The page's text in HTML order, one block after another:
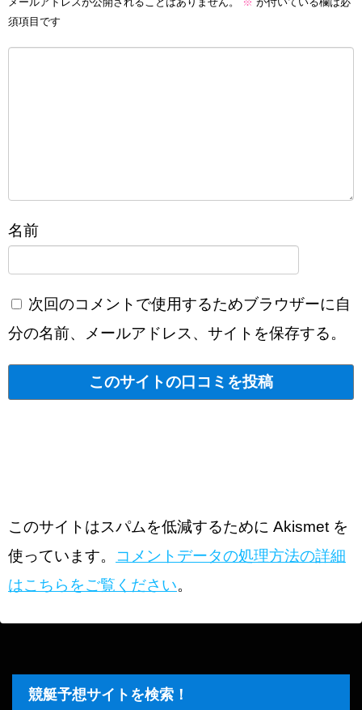
須項目です
名前
次回のコメントで使用するためブラウザーに自
分の名前、メールアドレス、サイトを保存する。
このサイトはスパムを低減するために Akismet を
使っています。
コメントデータの処理方法の詳細
はこちらをご覧ください。
競艇予想サイトを検索！